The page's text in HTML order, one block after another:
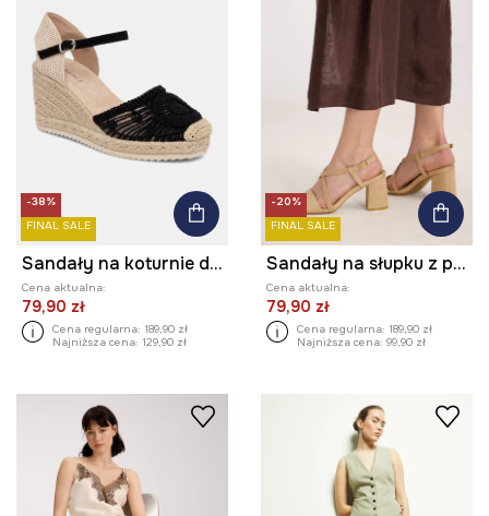
-38%
FINAL SALE
Sandały na koturnie damskie espadrylowe
Cena aktualna:
79,90 zł
Cena regularna: 189,90 zł
Najniższa cena: 129,90 zł
-20%
FINAL SALE
Sandały na słupku z plecionymi paskami
Cena aktualna:
79,90 zł
Cena regularna: 189,90 zł
Najniższa cena: 99,90 zł